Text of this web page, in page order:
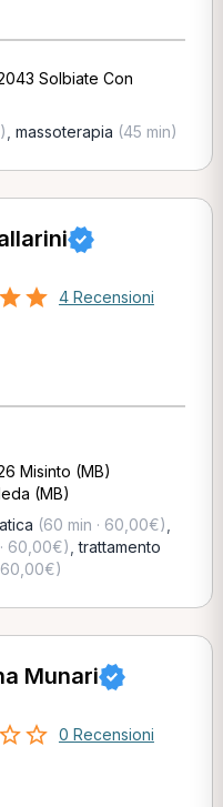
Solbiate Con
massoterapia (45 min)
4 Recensioni
Misinto (MB)
(MB)
(60 min · 60,00€)
60,00€) ,trattamento
60,00€)
Munari
0 Recensioni